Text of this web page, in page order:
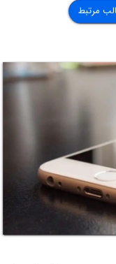
مرتبط